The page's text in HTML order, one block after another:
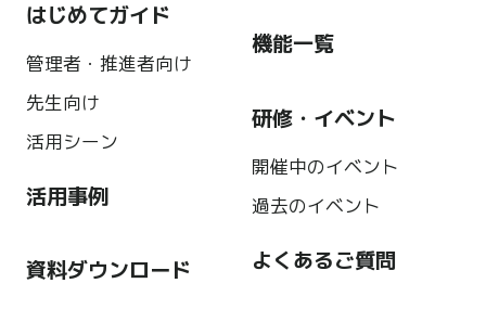
はじめてガイド
管理者・推進者向け
先生向け
活用シーン
活用事例
資料ダウンロード
機能一覧
研修・イベント
開催中のイベント
過去のイベント
よくあるご質問